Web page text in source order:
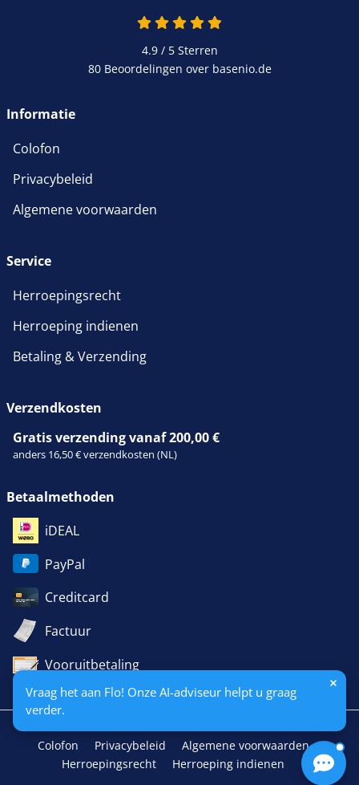
Vraag het aan Flo! Onze AI-adviseur helpt u graag
verder.
4.9 / 5Sterren
80 Beoordelingen over basenio.de
Informatie
Colofon
Privacybeleid
Algemene voorwaarden
Service
Herroepingsrecht
Herroeping indienen
Betaling & Verzending
Verzendkosten
Gratis verzending vanaf 200,00 €
anders 16,50 € verzendkosten (NL)
Betaalmethoden
iDEAL
PayPal
Creditcard
Factuur
Vooruitbetaling
Colofon Privacybeleid
Algemene voorwaarden
Herroepingsrecht
Herroeping indienen